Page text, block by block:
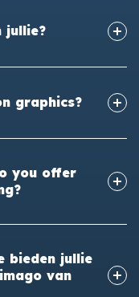
jullie?
graphics?
you offer
bieden jullie
van